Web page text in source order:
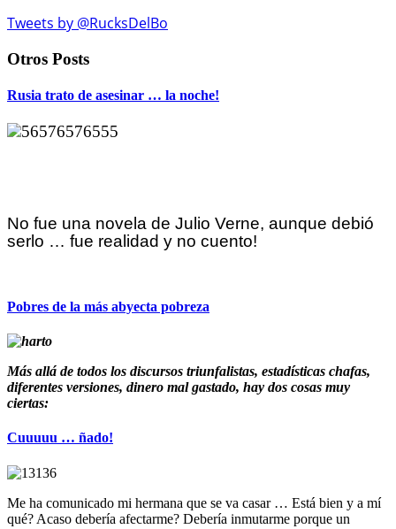
Tweets by @RucksDelBo
Otros Posts
Rusia trato de asesinar … la noche!
No fue una novela de Julio Verne, aunque debió
serlo … fue realidad y no cuento!
Pobres de la más abyecta pobreza
Más allá de todos los discursos triunfalistas, estadísticas chafas,
diferentes versiones, dinero mal gastado, hay dos cosas muy
ciertas:
Cuuuuu … ñado!
Me ha comunicado mi hermana que se va casar … Está bien y a mí
qué? Acaso debería afectarme? Debería inmutarme porque un